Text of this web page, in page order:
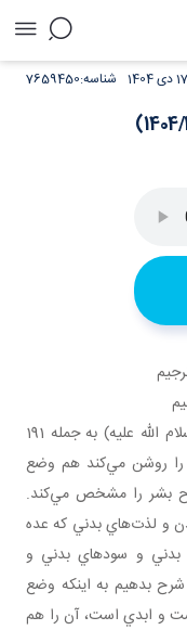
7659450شناسه:
در شرح کلمات کوتاه و نوراني اميرالمؤمنين(سلام الله عليه) به جمله 191
روشن مي‌کند هم وضع
بشر را مشخص مي‌کند.
و لذت‌هاي بدني که عده
بدني و سودهاي بدني و
شرح بدهيم به اينکه وضع
و ابدي است، آن را هم